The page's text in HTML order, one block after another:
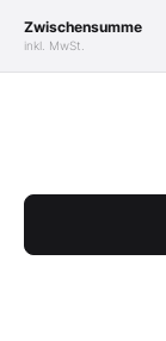
Zwischensumme
inkl. MwSt.